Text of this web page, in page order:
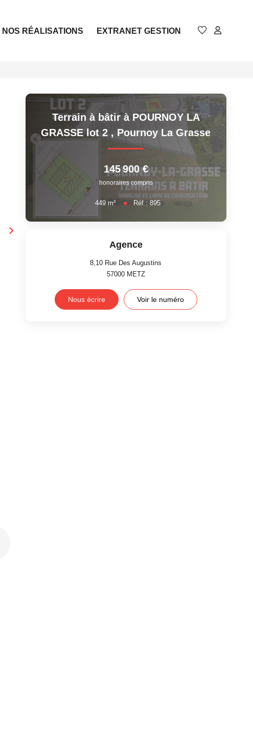
NOS RÉALISATIONS EXTRANET GESTION
Terrain à bâtir à POURNOY LA
GRASSE lot 2,Pournoy La Grasse
145 900 €
honoraires compris
449 m² Réf :895
Agence
8,10 Rue Des Augustins
57000 METZ
Nous écrire Voir le numéro